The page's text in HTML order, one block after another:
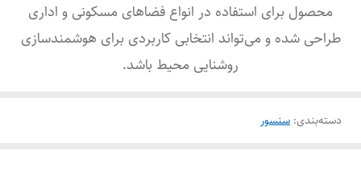
محصول برای استفاده در انواع فضاهای مسکونی و اداری
طراحی شده و می‌تواند انتخابی کاربردی برای هوشمندسازی
روشنایی محیط باشد.
دسته‌بندی: سنسور